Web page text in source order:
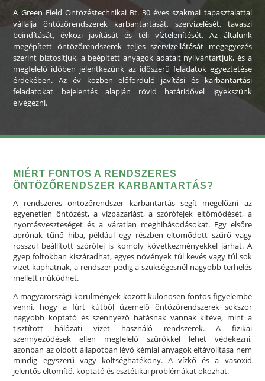
A Green Field Öntözéstechnikai Bt. 30 éves szakmai tapasztalattal
vállalja öntözőrendszerek karbantartását, szervizelését, tavaszi
beindítását, évközi javítását és téli víztelenítését. Az általunk
megépített öntözőrendszerek teljes szervizellátását megegyezés
szerint biztosítjuk, a beépített anyagok adatait nyilvántartjuk, és a
megfelelő időben jelentkezünk az időszerű feladatok egyeztetése
érdekében. Az év közben előforduló javítási és karbantartási
feladatokat bejelentés alapján rövid határidővel igyekszünk
elvégezni.
MIÉRT FONTOS A RENDSZERES
ÖNTÖZŐRENDSZER KARBANTARTÁS?
A rendszeres öntözőrendszer karbantartás segít megelőzni az
egyenetlen öntözést, a vízpazarlást, a szórófejek eltömődését, a
nyomásveszteséget és a váratlan meghibásodásokat. Egy elsőre
aprónak tűnő hiba, például egy részben eltömődött szűrő vagy
rosszul beállított szórófej is komoly következményekkel járhat. A
gyep foltokban kiszáradhat, egyes növények túl kevés vagy túl sok
vizet kaphatnak, a rendszer pedig a szükségesnél nagyobb terhelés
mellett működhet.
A magyarországi körülmények között különösen fontos figyelembe
venni, hogy a fúrt kútból üzemelő öntözőrendszerek sokszor
nagyobb koptató és szennyező hatásnak vannak kitéve, mint a
tisztított hálózati vizet használó rendszerek. A fizikai
szennyeződések ellen megfelelő szűrőkkel lehet védekezni,
azonban az oldott állapotban lévő kémiai anyagok eltávolítása nem
mindig egyszerű vagy költséghatékony. A vízkő és a vasoxid
jelentős eltömítő, koptató és esztétikai problémákat okozhat.